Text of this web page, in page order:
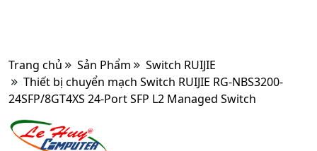
Trang chủ Sản Phẩm
Switch RUIJIE
Thiết bị chuyển mạch Switch RUIJIE RG-NBS3200-
24SFP/8GT4XS 24-Port SFP L2 Managed Switch